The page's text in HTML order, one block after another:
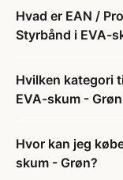
Hvad er EAN /
Styrbånd i EVA-
Hvilken kategori
EVA-skum -
Hvor kan jeg
skum - Grøn?